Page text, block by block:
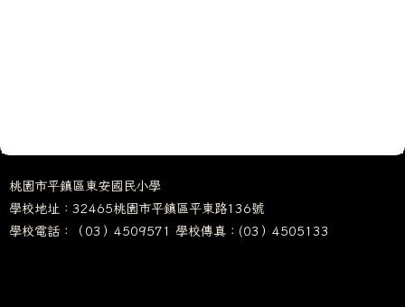
桃園市平鎮區東安國民小學
學校地址：32465桃園市平鎮區平東路136號
學校電話：（03）4509571 學校傳真：(03）4505133